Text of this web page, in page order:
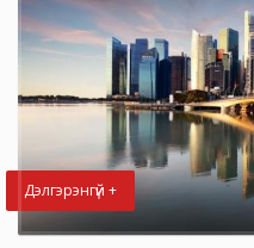
Дэлгэрэнгүй +